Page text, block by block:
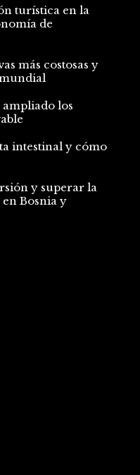
turística en la
de
más costosas y
ampliado los
intestinal y cómo
y superar la
Bosnia y